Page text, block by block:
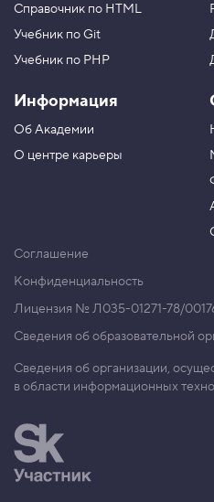
Справочник по HTML
Учебник по Git
Учебник по PHP
Информация
Об Академии
О центре карьеры
Соглашение
Конфиденциальность
Лицензия № Л035-01271-78/
Сведения об образовательной
Сведения об организации,
в области информационных